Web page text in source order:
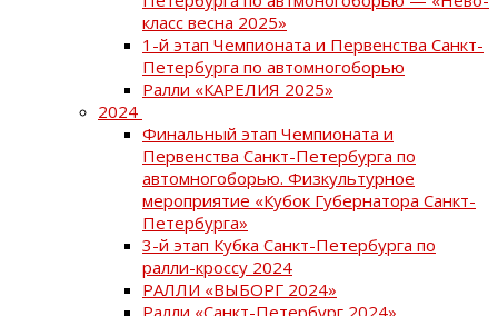
класс весна 2025»
1-й этап Чемпионата и Первенства Санкт-
Петербурга по автомногоборью
Ралли «КАРЕЛИЯ 2025»
2024
Финальный этап Чемпионата и
Первенства Санкт-Петербурга по
автомногоборью. Физкультурное
мероприятие «Кубок Губернатора Санкт-
Петербурга»
3-й этап Кубка Санкт-Петербурга по
ралли-кроссу 2024
РАЛЛИ «ВЫБОРГ 2024»
Ралли «Санкт-Петербург 2024»